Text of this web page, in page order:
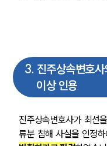
3. 진주상속변호
이상 인용
진주상속변호사가 최선
류분 침해 사실을 인정하